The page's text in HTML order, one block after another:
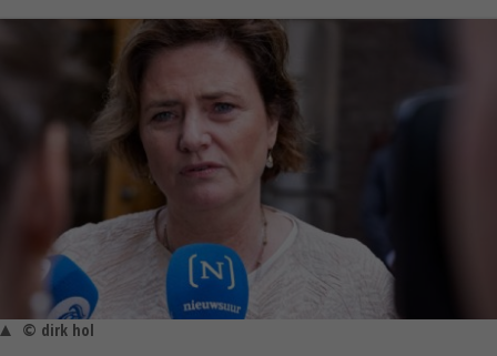
© dirk hol